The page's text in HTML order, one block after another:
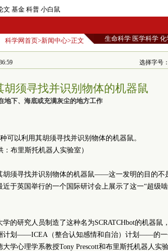
文 基金 科普 小白鼠
科学网首页>新闻中心>正文 生命科学 医学科学 化
选择字号
须寻找并识别物体的机器鼠
地下、海底或充满灰尘的地方工作
可以利用其胡须寻找并识别物体的机器鼠。
：布里斯托机器人实验室）
胡须寻找并识别物体的机器鼠——这一发明的目的不
于英国举行的一个国际研讨会上展示了这一“超级
的研究人员制造了这种名为SCRATCHbot的机器鼠
计划——ICEA（整合认知感情和自治）计划——的
学心理学系教授Tony Prescott和布里斯托机器人实